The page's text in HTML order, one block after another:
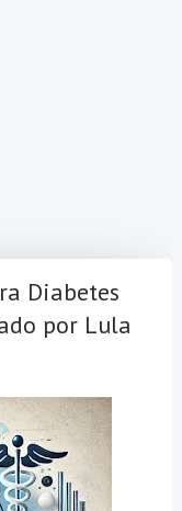
Diabetes
por Lula